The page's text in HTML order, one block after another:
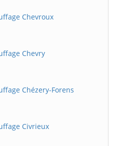
Chevroux
Chevry
Chézery-Forens
Civrieux